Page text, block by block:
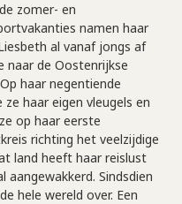
zomer- en
namen haar
al vanaf jongs af
naar de Oostenrijkse
haar negentiende
ze haar eigen vleugels en
op haar eerste
richting het veelzijdige
land heeft haar reislust
aangewakkerd. Sindsdien
hele wereld over. Een